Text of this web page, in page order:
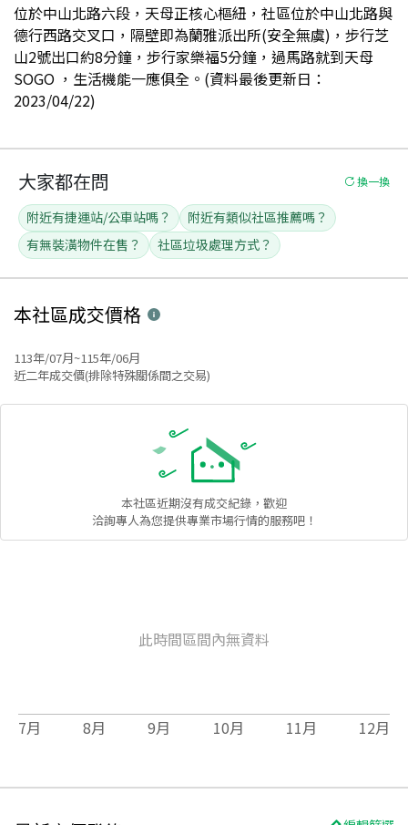
位於中山北路六段，天母正核心樞紐，社區位於中山北路與
德行西路交叉口，隔壁即為蘭雅派出所(安全無虞)，步行芝
山2號出口約8分鐘，步行家樂福5分鐘，過馬路就到天母
SOGO ，生活機能一應俱全。(資料最後更新日：
2023/04/22)
大家都在問 換一換
附近有捷運站/公車站嗎？
附近有類似社區推薦嗎？
有無裝潢物件在售？
社區垃圾處理方式？
本社區成交價格
113年/07月~115年/06月
近二年成交價(排除特殊關係間之交易)
本社區近期沒有成交紀錄，歡迎
洽詢專人為您提供專業市場行情的服務吧！
此時間區間內無資料
7月 8月 9月 10月 11月 12月